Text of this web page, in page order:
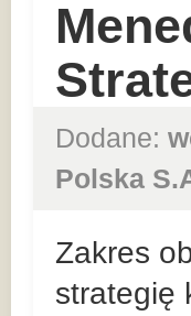
Dodane:
Polska
Zakres
strategię